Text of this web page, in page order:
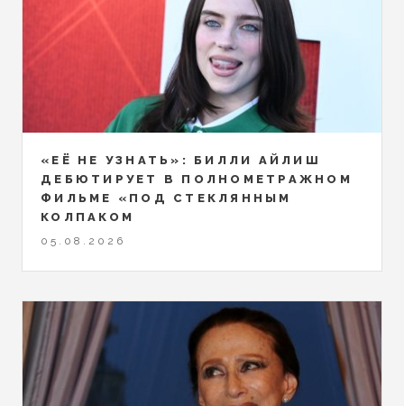
«ЕЁ НЕ УЗНАТЬ»: БИЛЛИ АЙЛИШ
ДЕБЮТИРУЕТ В ПОЛНОМЕТРАЖНОМ
ФИЛЬМЕ «ПОД СТЕКЛЯННЫМ
КОЛПАКОМ
05.08.2026